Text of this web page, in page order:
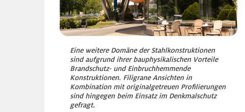
Eine weitere Domäne der Stahlkonstruktionen
sind aufgrund ihrer bauphysikalischen Vorteile
Brandschutz- und Einbruchhemmende
Konstruktionen. Filigrane Ansichten in
Kombination mit originalgetreuen Profilierungen
sind hingegen beim Einsatz im Denkmalschutz
gefragt.